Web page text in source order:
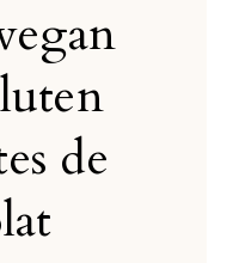
de